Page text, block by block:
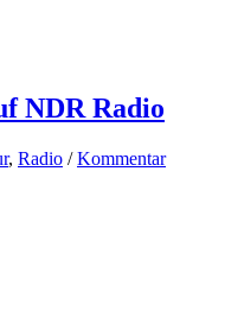
NDR Radio
, Radio /Kommentar